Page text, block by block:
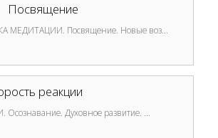
Посвящение
МЕДИТАЦИИ. Посвящение. Новые воз...
реакции
Духовное развитие. ...